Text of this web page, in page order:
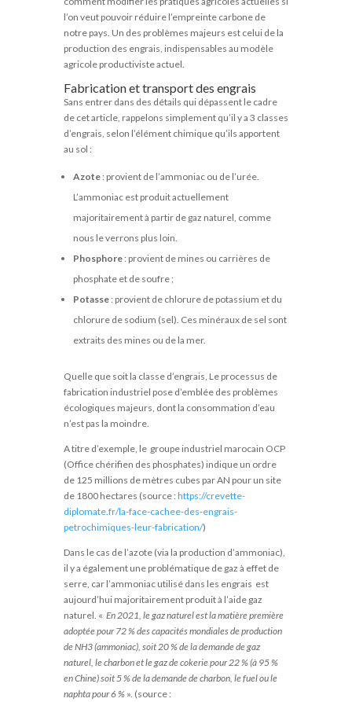
l’on veut pouvoir réduire l’empreinte carbone de
notre pays. Un des problèmes majeurs est celui de la
production des engrais, indispensables au modèle
agricole productiviste actuel.
Fabrication et transport des engrais
Sans entrer dans des détails qui dépassent le cadre
de cet article, rappelons simplement qu’il y a 3 classes
d’engrais, selon l’élément chimique qu’ils apportent
au sol :
Azote: provient de l’ammoniac ou de l’urée.
L’ammoniac est produit actuellement
majoritairement à partir de gaz naturel, comme
nous le verrons plus loin.
Phosphore: provient de mines ou carrières de
phosphate et de soufre ;
Potasse: provient de chlorure de potassium et du
chlorure de sodium (sel). Ces minéraux de sel sont
extraits des mines ou de la mer.
Quelle que soit la classe d’engrais, Le processus de
fabrication industriel pose d’emblée des problèmes
écologiques majeurs, dont la consommation d’eau
n’est pas la moindre.
A titre d’exemple, le groupe industriel marocain OCP
(Office chérifien des phosphates) indique un ordre
de 125 millions de mètres cubes par AN pour un site
de 1800 hectares (source : https://crevette-
diplomate.fr/la-face-cachee-des-engrais-
petrochimiques-leur-fabrication/)
Dans le cas de l’azote (via la production d’ammoniac),
il y a également une problématique de gaz à effet de
serre, car l’ammoniac utilisé dans les engrais est
aujourd’hui majoritairement produit à l’aide gaz
naturel. « En 2021, le gaz naturel est la matière première
adoptée pour 72 % des capacités mondiales de production
de NH3 (ammoniac), soit 20 % de la demande de gaz
naturel, le charbon et le gaz de cokerie pour 22 % (à 95 %
en Chine) soit 5 % de la demande de charbon, le fuel ou le
naphta pour 6 %». (source :